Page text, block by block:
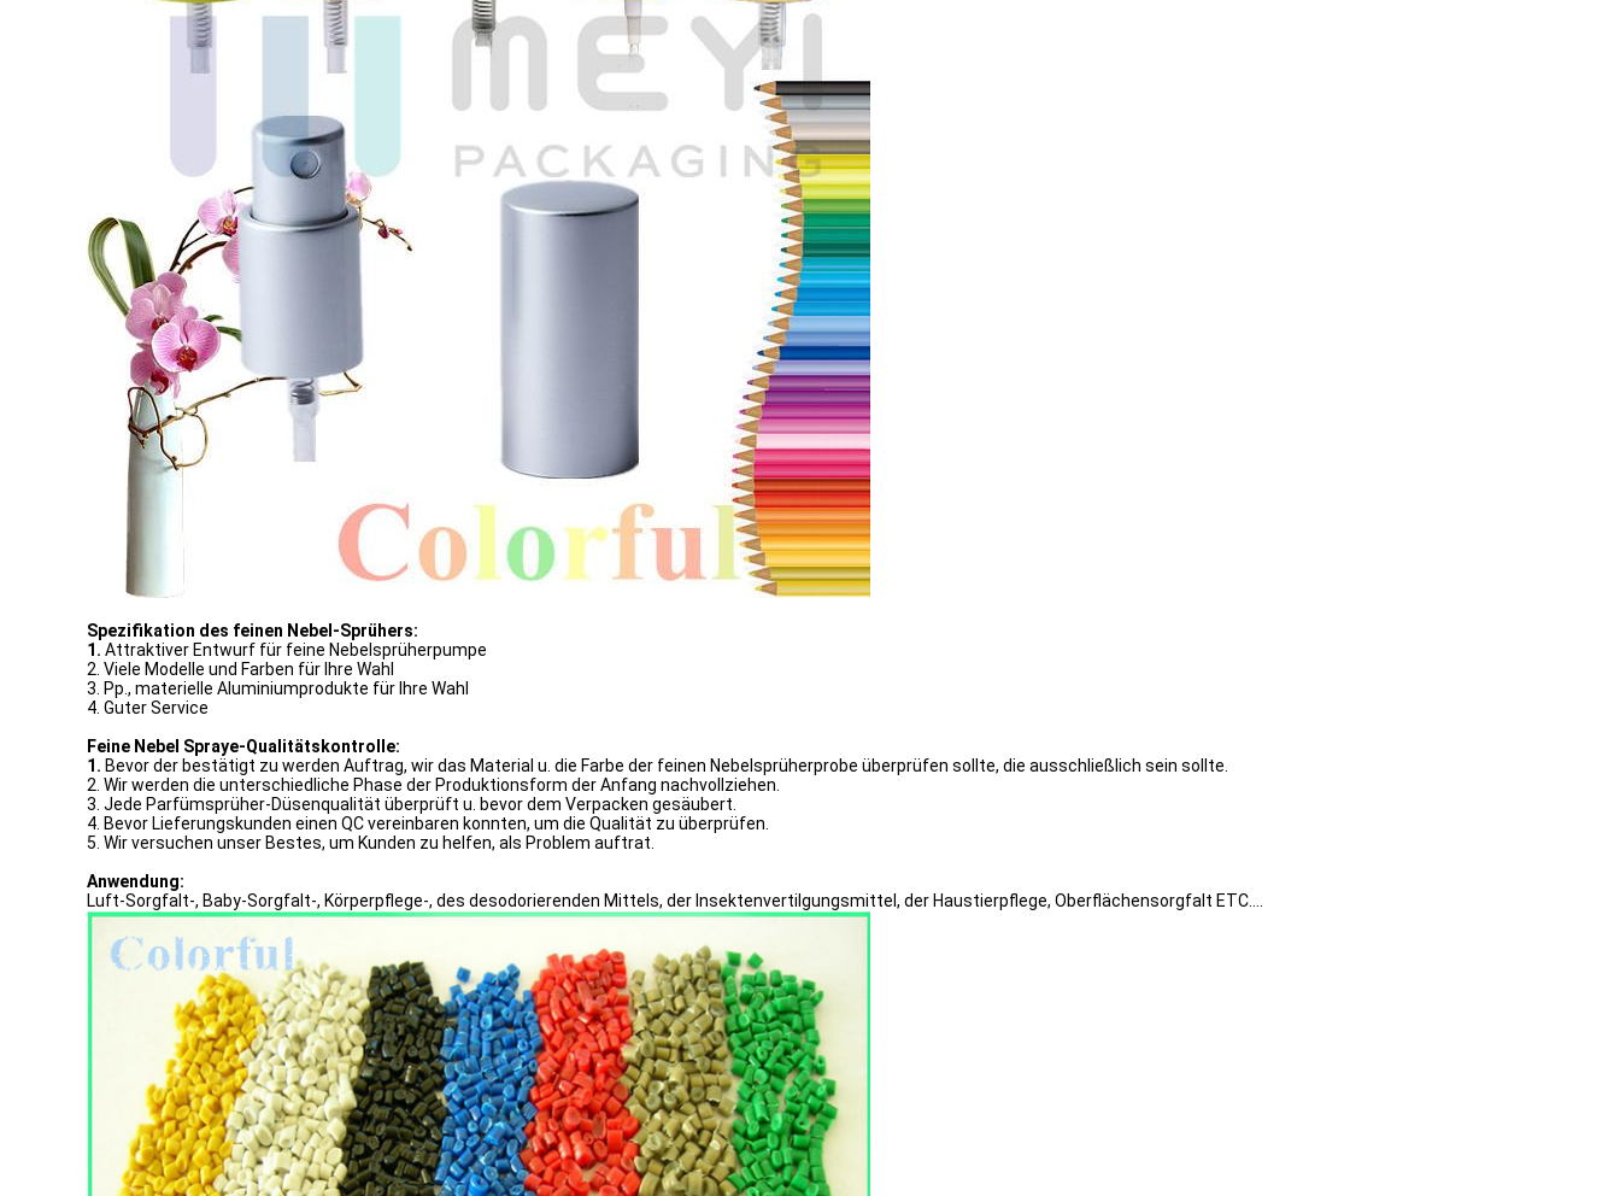
Spezifikation des feinen Nebel-Sprühers:
1. Attraktiver Entwurf für feine Nebelsprüherpumpe
2. Viele Modelle und Farben für Ihre Wahl
3. Pp., materielle Aluminiumprodukte für Ihre Wahl
4. Guter Service
Feine Nebel Spraye-Qualitätskontrolle:
1. Bevor der bestätigt zu werden Auftrag, wir das Material u. die Farbe der feinen Nebelsprüherprobe überprüfen sollte, die ausschließlich sein sollte.
2. Wir werden die unterschiedliche Phase der Produktionsform der Anfang nachvollziehen.
3. Jede Parfümsprüher-Düsenqualität überprüft u. bevor dem Verpacken gesäubert.
4. Bevor Lieferungskunden einen QC vereinbaren konnten, um die Qualität zu überprüfen.
5. Wir versuchen unser Bestes, um Kunden zu helfen, als Problem auftrat.
Anwendung:
Luft-Sorgfalt-, Baby-Sorgfalt-, Körperpflege-, des desodorierenden Mittels, der Insektenvertilgungsmittel, der Haustierpflege, Oberflächensorgfalt ETC….